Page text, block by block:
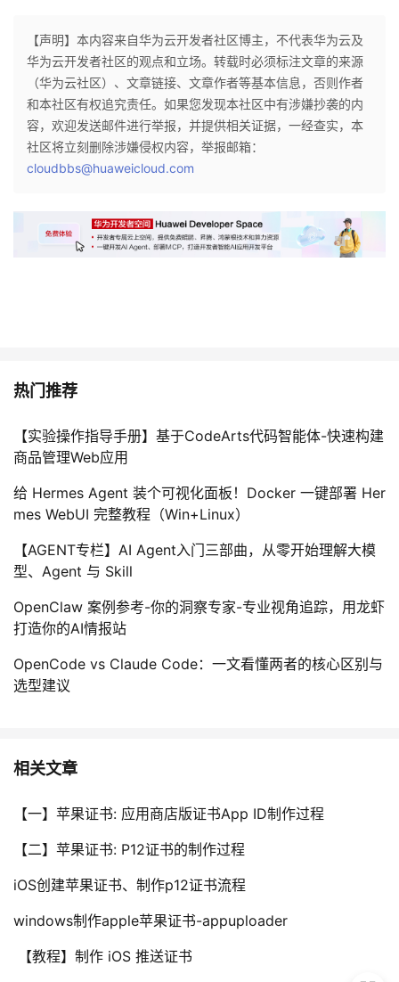
【声明】本内容来自华为云开发者社区博主，不代表华为云及
华为云开发者社区的观点和立场。转载时必须标注文章的来源
（华为云社区）、文章链接、文章作者等基本信息，否则作者
和本社区有权追究责任。如果您发现本社区中有涉嫌抄袭的内
容，欢迎发送邮件进行举报，并提供相关证据，一经查实，本
社区将立刻删除涉嫌侵权内容，举报邮箱：
cloudbbs@huaweicloud.com
热门推荐
【实验操作指导手册】基于CodeArts代码智能体-快速构建
商品管理Web应用
给 Hermes Agent 装个可视化面板！Docker 一键部署 Her
mes WebUI 完整教程（Win+Linux）
【AGENT专栏】AI Agent入门三部曲，从零开始理解大模
型、Agent 与 Skill
OpenClaw 案例参考-你的洞察专家-专业视角追踪，用龙虾
打造你的AI情报站
OpenCode vs Claude Code：一文看懂两者的核心区别与
选型建议
相关文章
【一】苹果证书: 应用商店版证书App ID制作过程
【二】苹果证书: P12证书的制作过程
iOS创建苹果证书、制作p12证书流程
windows制作apple苹果证书-appuploader​
【教程】制作 iOS 推送证书